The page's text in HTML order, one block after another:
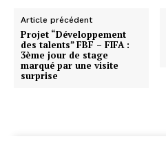
Article précédent
Projet “Développement
des talents” FBF – FIFA :
3ème jour de stage
marqué par une visite
surprise